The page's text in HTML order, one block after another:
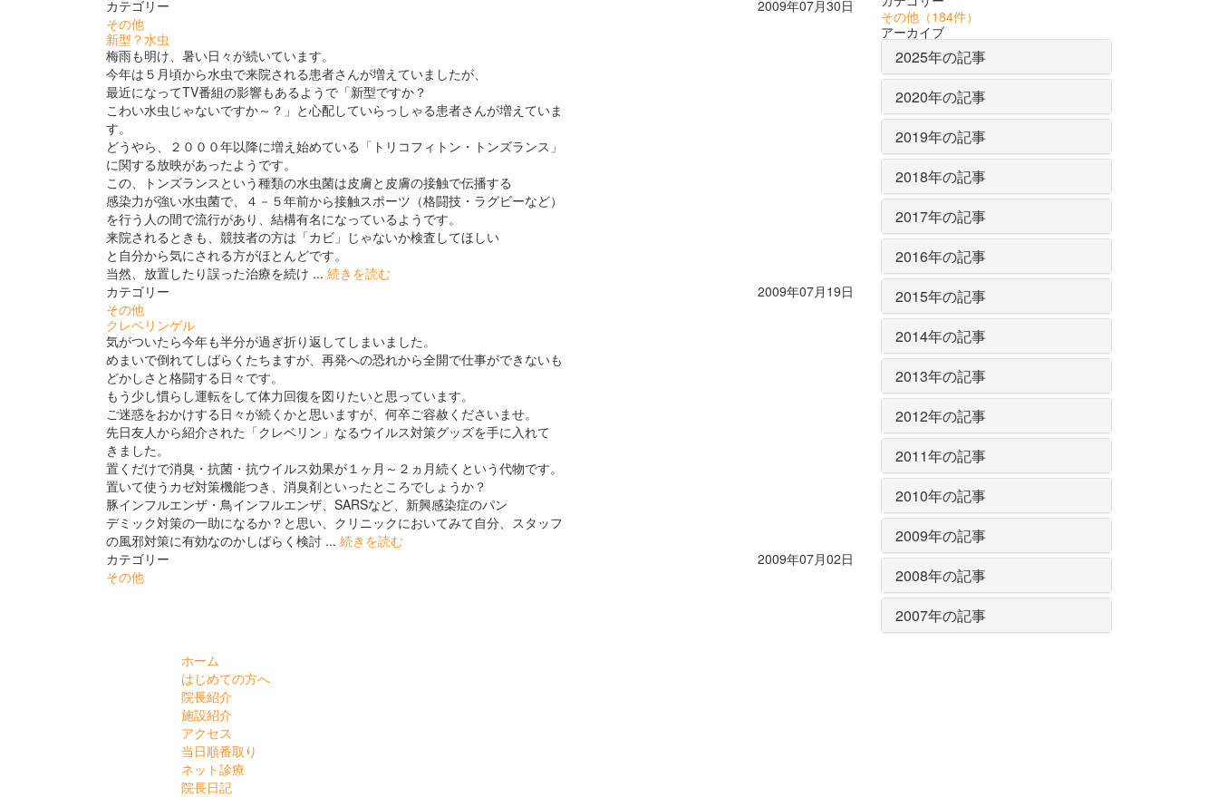
カテゴリー
その他
2009年07月30日
新型？水虫
梅雨も明け、暑い日々が続いています。
今年は５月頃から水虫で来院される患者さんが増えていましたが、
最近になってTV番組の影響もあるようで「新型ですか？
こわい水虫じゃないですか～？」と心配していらっしゃる患者さんが増えていま
す。
どうやら、２０００年以降に増え始めている「トリコフィトン・トンズランス」
に関する放映があったようです。
この、トンズランスという種類の水虫菌は皮膚と皮膚の接触で伝播する
感染力が強い水虫菌で、４－５年前から接触スポーツ（格闘技・ラグビーなど）
を行う人の間で流行があり、結構有名になっているようです。
来院されるときも、競技者の方は「カビ」じゃないか検査してほしい
と自分から気にされる方がほとんどです。
当然、放置したり誤った治療を続け ... 続きを読む
カテゴリー
その他
2009年07月19日
クレベリンゲル
気がついたら今年も半分が過ぎ折り返してしまいました。
めまいで倒れてしばらくたちますが、再発への恐れから全開で仕事ができないも
どかしさと格闘する日々です。
もう少し慣らし運転をして体力回復を図りたいと思っています。
ご迷惑をおかけする日々が続くかと思いますが、何卒ご容赦くださいませ。
先日友人から紹介された「クレベリン」なるウイルス対策グッズを手に入れて
きました。
置くだけで消臭・抗菌・抗ウイルス効果が１ヶ月～２ヵ月続くという代物です。
置いて使うカゼ対策機能つき、消臭剤といったところでしょうか？
豚インフルエンザ・鳥インフルエンザ、SARSなど、新興感染症のパン
デミック対策の一助になるか？と思い、クリニックにおいてみて自分、スタッフ
の風邪対策に有効なのかしばらく検討 ... 続きを読む
カテゴリー
その他
2009年07月02日
その他 （184件）
アーカイブ
2025年の記事
2020年の記事
2019年の記事
2018年の記事
2017年の記事
2016年の記事
2015年の記事
2014年の記事
2013年の記事
2012年の記事
2011年の記事
2010年の記事
2009年の記事
2008年の記事
2007年の記事
ホーム
はじめての方へ
院長紹介
施設紹介
アクセス
当日順番取り
ネット診療
院長日記